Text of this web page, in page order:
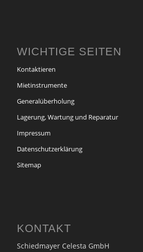
WICHTIGE SEITEN
Kontaktieren
Mietinstrumente
Generalüberholung
Lagerung, Wartung und Reparatur
Impressum
Datenschutzerklärung
Sitemap
KONTAKT
Schiedmayer Celesta GmbH